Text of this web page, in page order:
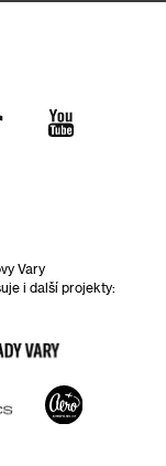
Vary
i další projekty: